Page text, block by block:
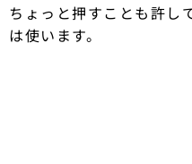
ちょっと押すことも許し
は使います。